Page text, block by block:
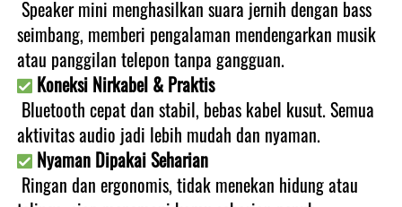
seimbang, memberi pengalaman mendengarkan musik
atau panggilan telepon tanpa gangguan.
Koneksi Nirkabel & Praktis
aktivitas audio jadi lebih mudah dan nyaman.
Nyaman Dipakai Seharian